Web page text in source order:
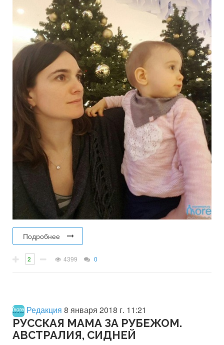
Подробнее
2 4399 0
Редакция 8 января 2018 г. 11:21
РУССКАЯ МАМА ЗА РУБЕЖОМ.
АВСТРАЛИЯ, СИДНЕЙ